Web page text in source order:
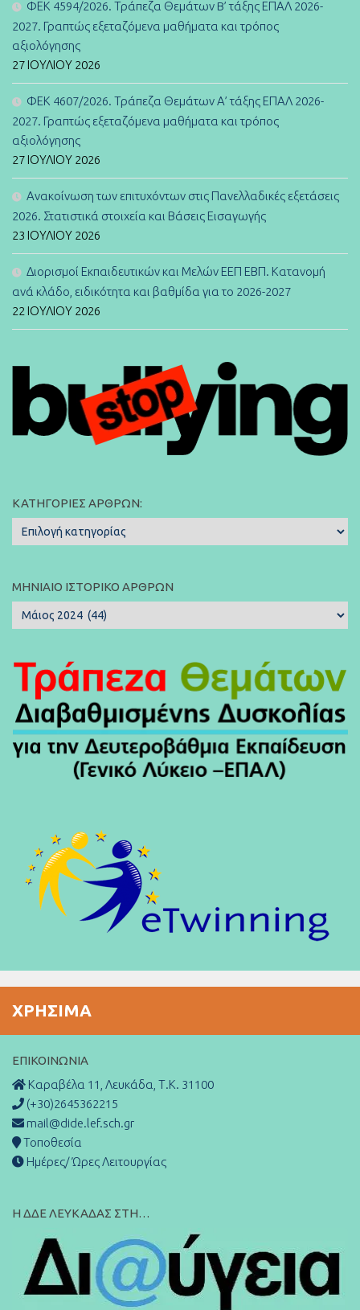
ΦΕΚ 4594/2026. Τράπεζα Θεμάτων B’ τάξης ΕΠΑΛ 2026-
2027. Γραπτώς εξεταζόμενα μαθήματα και τρόπος
αξιολόγησης
27 ΙΟΥΛΊΟΥ 2026
ΦΕΚ 4607/2026. Τράπεζα Θεμάτων Α’ τάξης ΕΠΑΛ 2026-
2027. Γραπτώς εξεταζόμενα μαθήματα και τρόπος
αξιολόγησης
27 ΙΟΥΛΊΟΥ 2026
Ανακοίνωση των επιτυχόντων στις Πανελλαδικές εξετάσεις
2026. Στατιστικά στοιχεία και Βάσεις Εισαγωγής
23 ΙΟΥΛΊΟΥ 2026
Διορισμοί Εκπαιδευτικών και Μελών ΕΕΠ ΕΒΠ. Κατανομή
ανά κλάδο, ειδικότητα και βαθμίδα για το 2026-2027
22 ΙΟΥΛΊΟΥ 2026
ΚΑΤΗΓΟΡΊΕΣ ΆΡΘΡΩΝ:
Κατηγορίες
Άρθρων:
ΜΗΝΙΑΊΟ ΙΣΤΟΡΙΚΌ ΆΡΘΡΩΝ
Μηνιαίο
Ιστορικό
ΧΡΉΣΙΜΑ
ΕΠΙΚΟΙΝΩΝΊΑ
Καραβέλα 11, Λευκάδα, Τ.Κ. 31100
(+30)2645362215
mail@dide.lef.sch.gr
Τοποθεσία
Ημέρες/ Ώρες Λειτουργίας
Η ΔΔΕ ΛΕΥΚΑΔΑΣ ΣΤΗ…